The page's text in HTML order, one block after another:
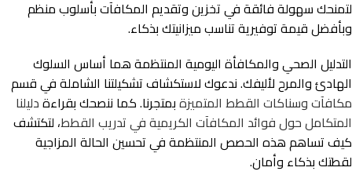
لتمنحك سهولة فائقة في تخزين وتقديم المكافآت بأسلوب منظم
وبأفضل قيمة توفيرية تناسب ميزانيتك بذكاء.
التدليل الصحي والمكافأة اليومية المنتظمة هما أساس السلوك
الهادئ والمرح لأليفك. ندعوك لاستكشاف تشكيلتنا الشاملة في قسم
مكافآت وسناكات القطط المتميزةبمتجرنا. كما ننصحك بقراءةدليلنا
المتكامل حول فوائد المكافآت الكريمية في تدريب القطط، لتكتشف
كيف تساهم هذه الحصص المنتظمة في تحسين الحالة المزاجية
لقطتك بذكاء وأمان.